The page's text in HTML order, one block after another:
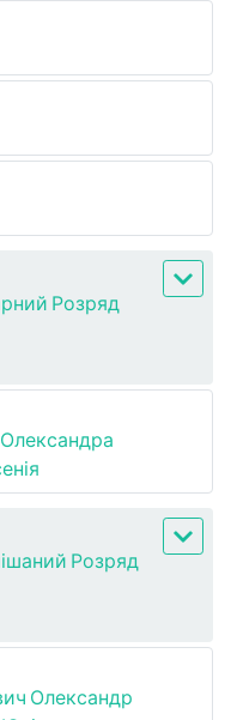
Розряд
Розряд
Олександр